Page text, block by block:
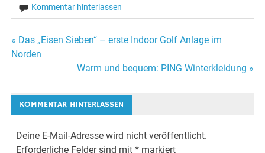
Kommentar hinterlassen
Beitragsnavigation
« Das „Eisen Sieben“ – erste Indoor Golf Anlage im
Norden
Warm und bequem: PING Winterkleidung »
KOMMENTAR HINTERLASSEN
Deine E-Mail-Adresse wird nicht veröffentlicht.
Erforderliche Felder sind mit* markiert